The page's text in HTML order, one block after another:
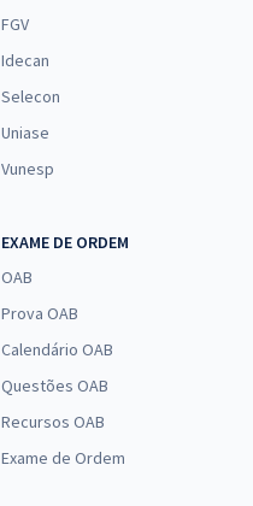
FGV
Idecan
Selecon
Uniase
Vunesp
EXAME DE ORDEM
OAB
Prova OAB
Calendário OAB
Questões OAB
Recursos OAB
Exame de Ordem